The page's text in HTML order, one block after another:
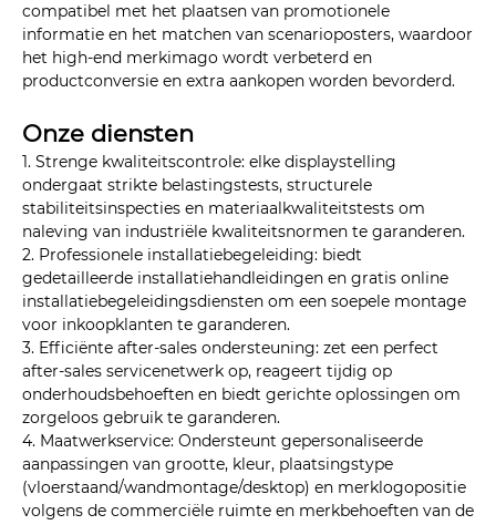
compatibel met het plaatsen van promotionele
informatie en het matchen van scenarioposters, waardoor
het high-end merkimago wordt verbeterd en
productconversie en extra aankopen worden bevorderd.
Onze diensten
1. Strenge kwaliteitscontrole: elke displaystelling
ondergaat strikte belastingstests, structurele
stabiliteitsinspecties en materiaalkwaliteitstests om
naleving van industriële kwaliteitsnormen te garanderen.
2. Professionele installatiebegeleiding: biedt
gedetailleerde installatiehandleidingen en gratis online
installatiebegeleidingsdiensten om een ​​soepele montage
voor inkoopklanten te garanderen.
3. Efficiënte after-sales ondersteuning: zet een perfect
after-sales servicenetwerk op, reageert tijdig op
onderhoudsbehoeften en biedt gerichte oplossingen om
zorgeloos gebruik te garanderen.
4. Maatwerkservice: Ondersteunt gepersonaliseerde
aanpassingen van grootte, kleur, plaatsingstype
(vloerstaand/wandmontage/desktop) en merklogopositie
volgens de commerciële ruimte en merkbehoeften van de